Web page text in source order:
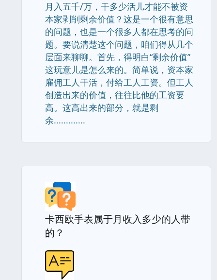
月入五千/万，干多少活儿才能不被资
本家剥削剩余价值？这是一个很有意思
的问题，也是一个很多人都在思考的问
题。要说清楚这个问题，咱们得从几个
层面来聊聊。首先，得明白“剩余价值”
这玩意儿是怎么来的。简单说，资本家
雇佣工人干活，付给工人工资。但工人
创造出来的价值，往往比他的工资要
高。这高出来的部分，就是剩
余.............
卡西欧手表属于月收入多少的人带
的？